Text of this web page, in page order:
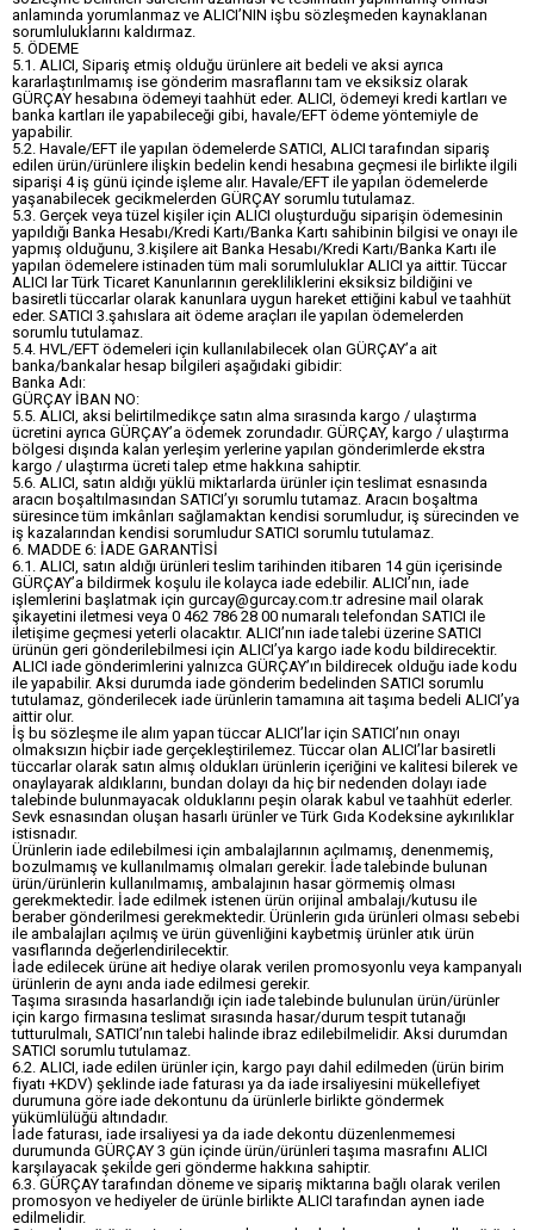
anlamında yorumlanmaz ve ALICI’NIN işbu sözleşmeden kaynaklanan
sorumluluklarını kaldırmaz.
5. ÖDEME
5.1. ALICI, Sipariş etmiş olduğu ürünlere ait bedeli ve aksi ayrıca
kararlaştırılmamış ise gönderim masraflarını tam ve eksiksiz olarak
GÜRÇAY hesabına ödemeyi taahhüt eder. ALICI, ödemeyi kredi kartları ve
banka kartları ile yapabileceği gibi, havale/EFT ödeme yöntemiyle de
yapabilir.
5.2. Havale/EFT ile yapılan ödemelerde SATICI, ALICI tarafından sipariş
edilen ürün/ürünlere ilişkin bedelin kendi hesabına geçmesi ile birlikte ilgili
siparişi 4 iş günü içinde işleme alır. Havale/EFT ile yapılan ödemelerde
yaşanabilecek gecikmelerden GÜRÇAY sorumlu tutulamaz.
5.3. Gerçek veya tüzel kişiler için ALICI oluşturduğu siparişin ödemesinin
yapıldığı Banka Hesabı/Kredi Kartı/Banka Kartı sahibinin bilgisi ve onayı ile
yapmış olduğunu, 3.kişilere ait Banka Hesabı/Kredi Kartı/Banka Kartı ile
yapılan ödemelere istinaden tüm mali sorumluluklar ALICI ya aittir. Tüccar
ALICI lar Türk Ticaret Kanunlarının gerekliliklerini eksiksiz bildiğini ve
basiretli tüccarlar olarak kanunlara uygun hareket ettiğini kabul ve taahhüt
eder. SATICI 3.şahıslara ait ödeme araçları ile yapılan ödemelerden
sorumlu tutulamaz.
5.4. HVL/EFT ödemeleri için kullanılabilecek olan GÜRÇAY’a ait
banka/bankalar hesap bilgileri aşağıdaki gibidir:
Banka Adı:
GÜRÇAY İBAN NO:
5.5. ALICI, aksi belirtilmedikçe satın alma sırasında kargo / ulaştırma
ücretini ayrıca GÜRÇAY’a ödemek zorundadır. GÜRÇAY, kargo / ulaştırma
bölgesi dışında kalan yerleşim yerlerine yapılan gönderimlerde ekstra
kargo / ulaştırma ücreti talep etme hakkına sahiptir.
5.6. ALICI, satın aldığı yüklü miktarlarda ürünler için teslimat esnasında
aracın boşaltılmasından SATICI’yı sorumlu tutamaz. Aracın boşaltma
süresince tüm imkânları sağlamaktan kendisi sorumludur, iş sürecinden ve
iş kazalarından kendisi sorumludur SATICI sorumlu tutulamaz.
6. MADDE 6: İADE GARANTİSİ
6.1. ALICI, satın aldığı ürünleri teslim tarihinden itibaren 14 gün içerisinde
GÜRÇAY’a bildirmek koşulu ile kolayca iade edebilir. ALICI’nın, iade
işlemlerini başlatmak için gurcay@gurcay.com.tradresine mail olarak
şikayetini iletmesi veya 0 462 786 28 00 numaralı telefondan SATICI ile
iletişime geçmesi yeterli olacaktır. ALICI’nın iade talebi üzerine SATICI
ürünün geri gönderilebilmesi için ALICI’ya kargo iade kodu bildirecektir.
ALICI iade gönderimlerini yalnızca GÜRÇAY’ın bildirecek olduğu iade kodu
ile yapabilir. Aksi durumda iade gönderim bedelinden SATICI sorumlu
tutulamaz, gönderilecek iade ürünlerin tamamına ait taşıma bedeli ALICI’ya
aittir olur.
İş bu sözleşme ile alım yapan tüccar ALICI’lar için SATICI’nın onayı
olmaksızın hiçbir iade gerçekleştirilemez. Tüccar olan ALICI’lar basiretli
tüccarlar olarak satın almış oldukları ürünlerin içeriğini ve kalitesi bilerek ve
onaylayarak aldıklarını, bundan dolayı da hiç bir nedenden dolayı iade
talebinde bulunmayacak olduklarını peşin olarak kabul ve taahhüt ederler.
Sevk esnasından oluşan hasarlı ürünler ve Türk Gıda Kodeksine aykırılıklar
istisnadır.
Ürünlerin iade edilebilmesi için ambalajlarının açılmamış, denenmemiş,
bozulmamış ve kullanılmamış olmaları gerekir. İade talebinde bulunan
ürün/ürünlerin kullanılmamış, ambalajının hasar görmemiş olması
gerekmektedir. İade edilmek istenen ürün orijinal ambalajı/kutusu ile
beraber gönderilmesi gerekmektedir. Ürünlerin gıda ürünleri olması sebebi
ile ambalajları açılmış ve ürün güvenliğini kaybetmiş ürünler atık ürün
vasıflarında değerlendirilecektir.
İade edilecek ürüne ait hediye olarak verilen promosyonlu veya kampanyalı
ürünlerin de aynı anda iade edilmesi gerekir.
Taşıma sırasında hasarlandığı için iade talebinde bulunulan ürün/ürünler
için kargo firmasına teslimat sırasında hasar/durum tespit tutanağı
tutturulmalı, SATICI’nın talebi halinde ibraz edilebilmelidir. Aksi durumdan
SATICI sorumlu tutulamaz.
6.2. ALICI, iade edilen ürünler için, kargo payı dahil edilmeden (ürün birim
fiyatı +KDV) şeklinde iade faturası ya da iade irsaliyesini mükellefiyet
durumuna göre iade dekontunu da ürünlerle birlikte göndermek
yükümlülüğü altındadır.
İade faturası, iade irsaliyesi ya da iade dekontu düzenlenmemesi
durumunda GÜRÇAY 3 gün içinde ürün/ürünleri taşıma masrafını ALICI
karşılayacak şekilde geri gönderme hakkına sahiptir.
6.3. GÜRÇAY tarafından döneme ve sipariş miktarına bağlı olarak verilen
promosyon ve hediyeler de ürünle birlikte ALICI tarafından aynen iade
edilmelidir.